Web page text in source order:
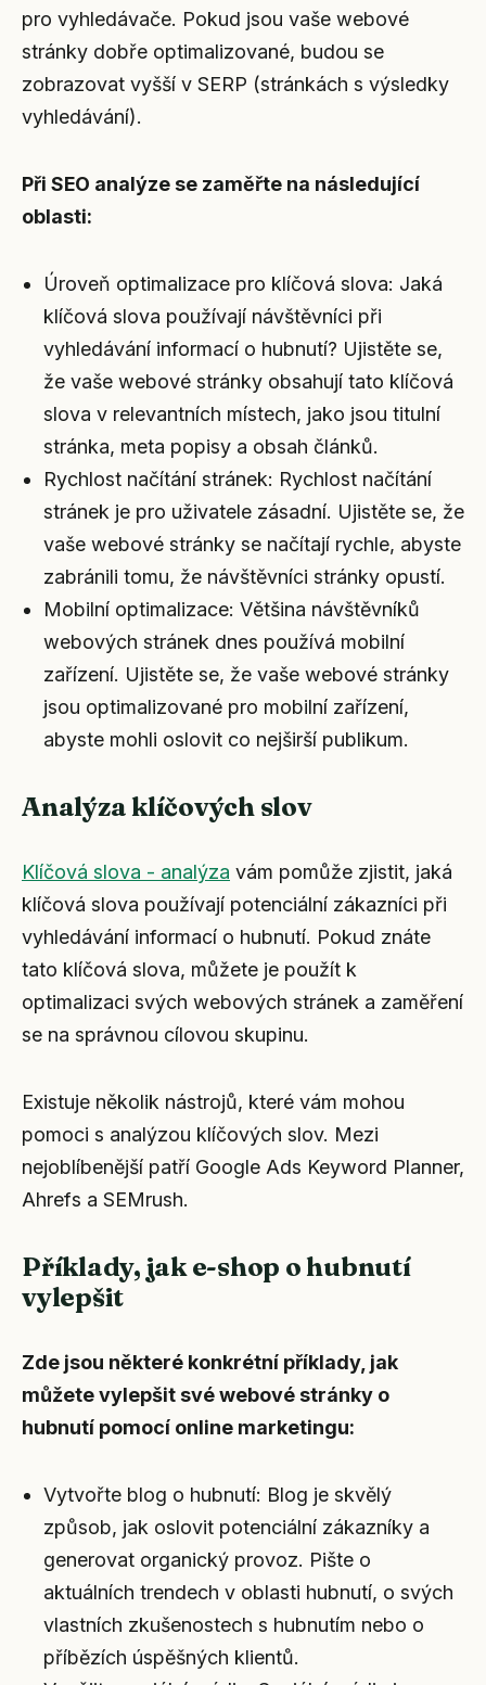
pro vyhledávače. Pokud jsou vaše webové
stránky dobře optimalizované, budou se
zobrazovat vyšší v SERP (stránkách s výsledky
vyhledávání).
Při SEO analýze se zaměřte na následující
oblasti:
Úroveň optimalizace pro klíčová slova: Jaká
klíčová slova používají návštěvníci při
vyhledávání informací o hubnutí? Ujistěte se,
že vaše webové stránky obsahují tato klíčová
slova v relevantních místech, jako jsou titulní
stránka, meta popisy a obsah článků.
Rychlost načítání stránek: Rychlost načítání
stránek je pro uživatele zásadní. Ujistěte se, že
vaše webové stránky se načítají rychle, abyste
zabránili tomu, že návštěvníci stránky opustí.
Mobilní optimalizace: Většina návštěvníků
webových stránek dnes používá mobilní
zařízení. Ujistěte se, že vaše webové stránky
jsou optimalizované pro mobilní zařízení,
abyste mohli oslovit co nejširší publikum.
Analýza klíčových slov
Klíčová slova - analýza vám pomůže zjistit, jaká
klíčová slova používají potenciální zákazníci při
vyhledávání informací o hubnutí. Pokud znáte
tato klíčová slova, můžete je použít k
optimalizaci svých webových stránek a zaměření
se na správnou cílovou skupinu.
Existuje několik nástrojů, které vám mohou
pomoci s analýzou klíčových slov. Mezi
nejoblíbenější patří Google Ads Keyword Planner,
Ahrefs a SEMrush.
Příklady, jak e-shop o hubnutí
vylepšit
Zde jsou některé konkrétní příklady, jak
můžete vylepšit své webové stránky o
hubnutí pomocí online marketingu:
Vytvořte blog o hubnutí: Blog je skvělý
způsob, jak oslovit potenciální zákazníky a
generovat organický provoz. Pište o
aktuálních trendech v oblasti hubnutí, o svých
vlastních zkušenostech s hubnutím nebo o
příbězích úspěšných klientů.